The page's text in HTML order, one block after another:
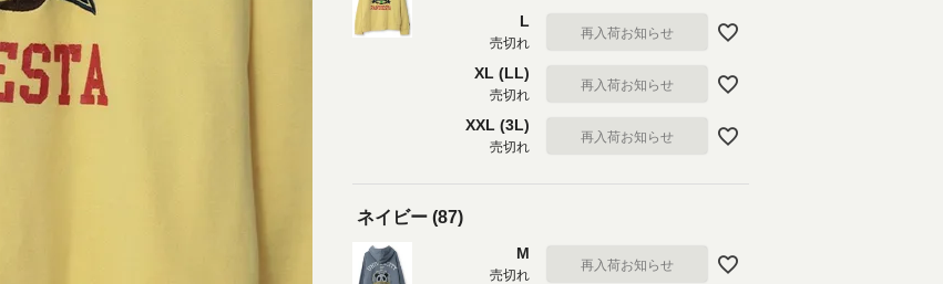
L
売切れ
再入荷お知らせ
XL (LL)
売切れ
再入荷お知らせ
XXL (3L)
売切れ
再入荷お知らせ
ネイビー (87)
M
売切れ
再入荷お知らせ